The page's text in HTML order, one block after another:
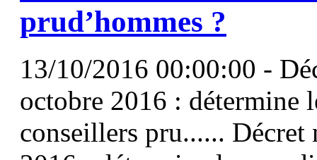
prud’hommes ?
13/10/2016 00:00:00 -
octobre 2016 : détermine
conseillers pru......